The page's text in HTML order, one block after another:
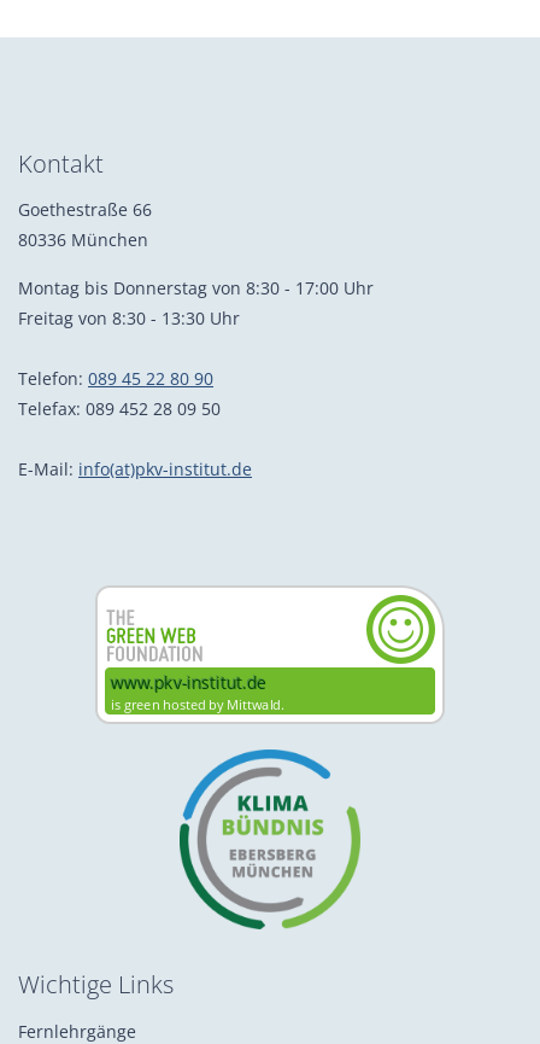
Kontakt
Goethestraße 66
80336 München
Montag bis Donnerstag von 8:30 - 17:00 Uhr
Freitag von 8:30 - 13:30 Uhr
Telefon: 089 45 22 80 90
Telefax: 089 452 28 09 50
E-Mail: info(at)pkv-institut.de
Wichtige Links
Fernlehrgänge